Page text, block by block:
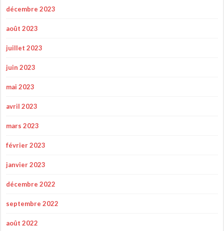
décembre 2023
août 2023
juillet 2023
juin 2023
mai 2023
avril 2023
mars 2023
février 2023
janvier 2023
décembre 2022
septembre 2022
août 2022